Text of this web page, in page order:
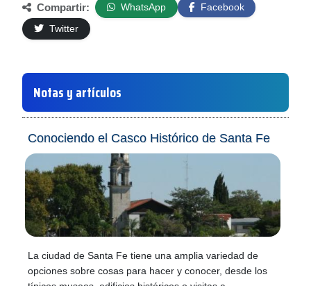
Compartir: WhatsApp
Facebook
Twitter
Notas y artículos
Conociendo el Casco Histórico de Santa Fe
La ciudad de Santa Fe tiene una amplia variedad de
opciones sobre cosas para hacer y conocer, desde los